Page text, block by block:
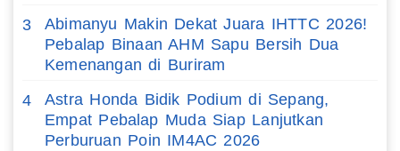
3
Abimanyu Makin Dekat Juara IHTTC 2026!
Pebalap Binaan AHM Sapu Bersih Dua
Kemenangan di Buriram
4
Astra Honda Bidik Podium di Sepang,
Empat Pebalap Muda Siap Lanjutkan
Perburuan Poin IM4AC 2026